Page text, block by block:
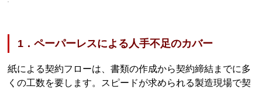
1．ペーパーレスによる人手不足のカバー
紙による契約フローは、書類の作成から契約締結までに多
くの工数を要します。スピードが求められる製造現場で契